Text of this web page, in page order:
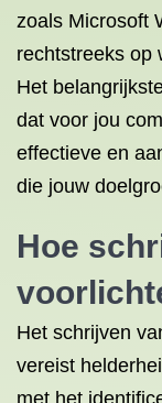
zoals Microsoft
rechtstreeks op
Het
dat voor jou
effectieve en
die jouw
Hoe
Het schrijven
vereist
met het